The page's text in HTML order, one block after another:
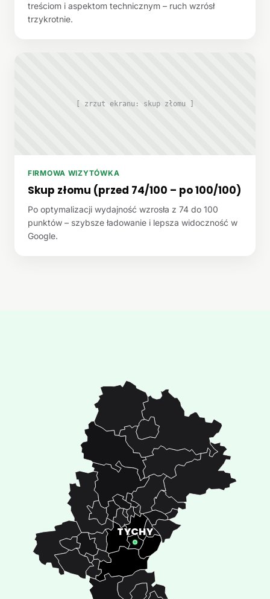
treściom i aspektom technicznym – ruch wzrósł
trzykrotnie.
[ zrzut ekranu: skup złomu ]
FIRMOWA WIZYTÓWKA
Skup złomu (przed 74/100 – po 100/100)
Po optymalizacji wydajność wzrosła z 74 do 100
punktów – szybsze ładowanie i lepsza widoczność w
Google.